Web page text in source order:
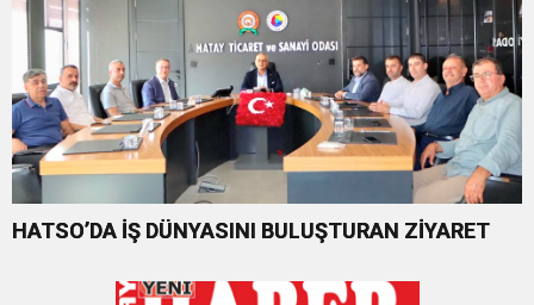
HATSO’DA İŞ DÜNYASINI BULUŞTURAN ZİYARET